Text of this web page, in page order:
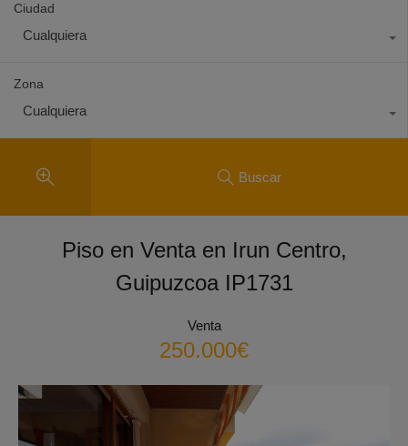
Ciudad
Cualquiera
Zona
Cualquiera
Buscar
Piso en Venta en Irun Centro,
Guipuzcoa IP1731
Venta
250.000€